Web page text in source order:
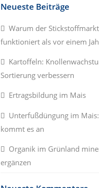
Neueste Beiträge
Warum der
funktioniert als vor einem
Kartoffeln:
Sortierung verbessern
Ertragsbildung im Mais
Unterfußdüngung im
kommt es an
Organik im Grünland
ergänzen